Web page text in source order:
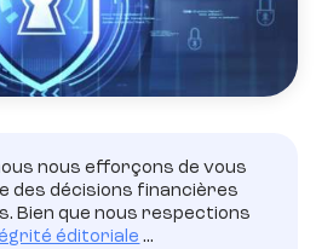
nous efforçons de vous
des décisions financières
Bien que nous respections
éditoriale ...